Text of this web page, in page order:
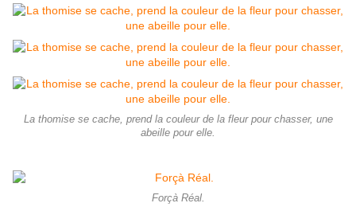
La thomise se cache, prend la couleur de la fleur pour chasser, une
abeille pour elle.
Forçà Réal.